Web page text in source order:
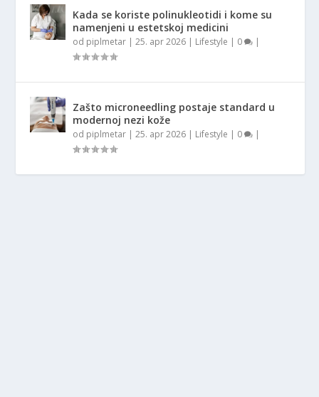
Kada se koriste polinukleotidi i kome su
namenjeni u estetskoj medicini
od piplmetar |25. apr 2026 | Lifestyle | 0 |
Zašto microneedling postaje standard u
modernoj nezi kože
od piplmetar |25. apr 2026 | Lifestyle | 0 |